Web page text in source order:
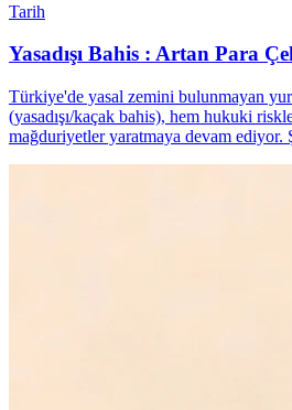
Tarih
Yasadışı Bahis : Artan Para
Türkiye'de yasal zemini bulunmayan
(yasadışı/kaçak bahis), hem hukuki
mağduriyetler yaratmaya devam